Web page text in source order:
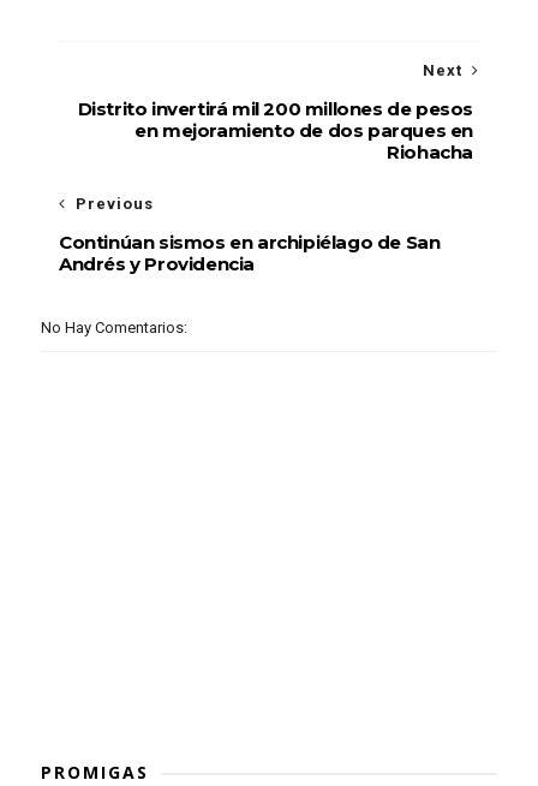
Next
Distrito invertirá mil 200 millones de pesos
en mejoramiento de dos parques en
Riohacha
Previous
Continúan sismos en archipiélago de San
Andrés y Providencia
No Hay Comentarios:
PROMIGAS